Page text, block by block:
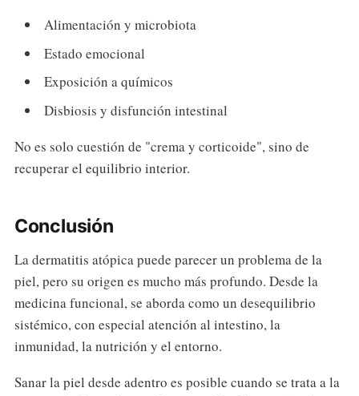
Alimentación y microbiota
Estado emocional
Exposición a químicos
Disbiosis y disfunción intestinal
No es solo cuestión de "crema y corticoide", sino de
recuperar el equilibrio interior.
Conclusión
La dermatitis atópica puede parecer un problema de la
piel, pero su origen es mucho más profundo. Desde la
medicina funcional, se aborda como un desequilibrio
sistémico, con especial atención al intestino, la
inmunidad, la nutrición y el entorno.
Sanar la piel desde adentro es posible cuando se trata a la